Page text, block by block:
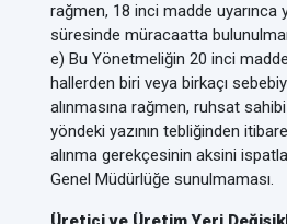
rağmen, 18 inci madde uyarınca
süresinde müracaatta
e) Bu Yönetmeliğin 20 inci
hallerden biri veya birkaçı
alınmasına rağmen, ruhsat
yöndeki yazının tebliğinden
alınma gerekçesinin aksini
Genel Müdürlüğe sunulmaması.